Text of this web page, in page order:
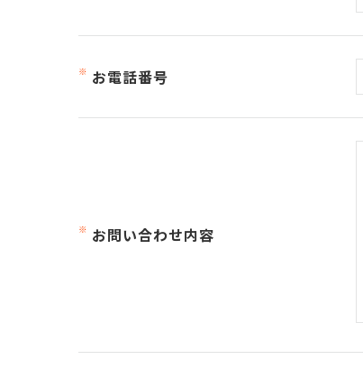
お電話番号
お問い合わせ内容